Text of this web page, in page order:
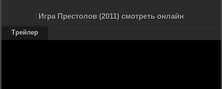
Игра Престолов (2011) смотреть онлайн
Трейлер